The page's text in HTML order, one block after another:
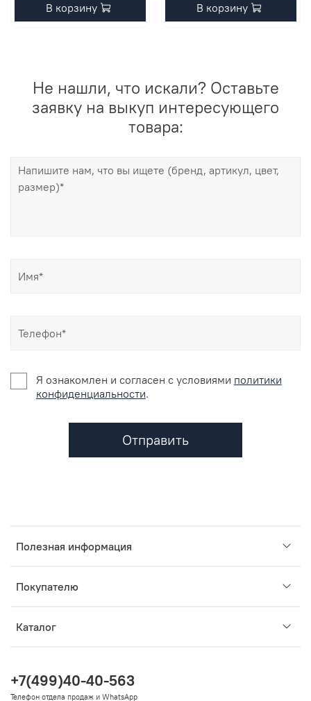
В корзину В корзину
Не нашли, что искали? Оставьте
заявку на выкуп интересующего
товара:
Я ознакомлен и согласен c условиями политики
конфиденциальности.
Отправить
Полезная информация
Покупателю
Каталог
+7(499)40-40-563
Телефон отдела продаж и WhatsApp